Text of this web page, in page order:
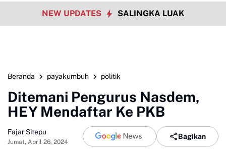
NEW UPDATES SALINGKA LUAK
Beranda payakumbuh politik
Ditemani Pengurus Nasdem,
HEY Mendaftar Ke PKB
Fajar Sitepu
Jumat, April 26, 2024
Bagikan